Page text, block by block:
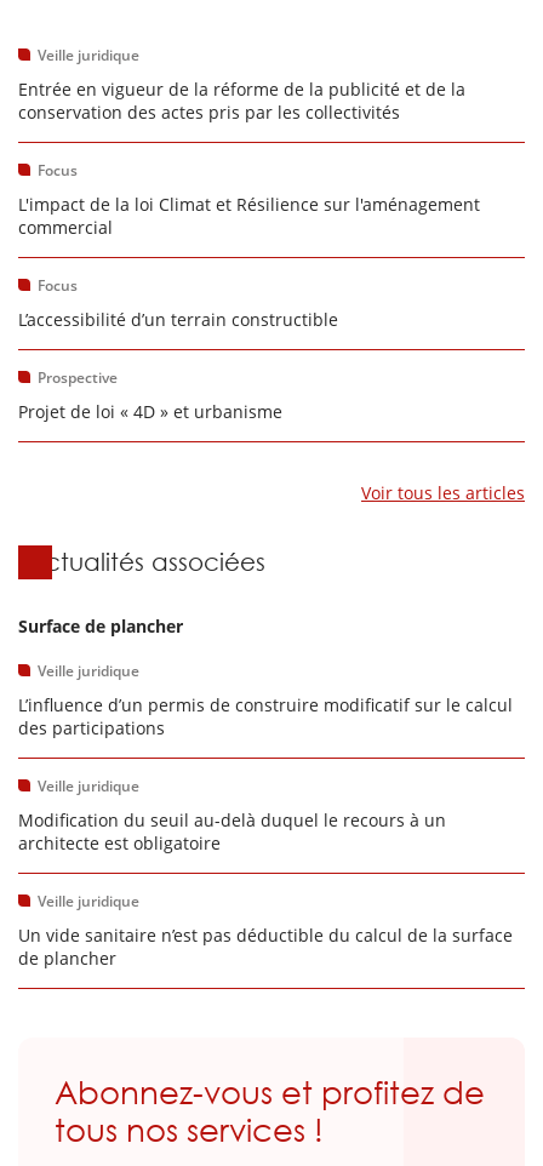
Veille juridique
Entrée en vigueur de la réforme de la publicité et de la
conservation des actes pris par les collectivités
Focus
L'impact de la loi Climat et Résilience sur l'aménagement
commercial
Focus
L’accessibilité d’un terrain constructible
Prospective
Projet de loi « 4D » et urbanisme
Voir tous les articles
Actualités associées
Surface de plancher
Veille juridique
L’influence d’un permis de construire modificatif sur le calcul
des participations
Veille juridique
Modification du seuil au-delà duquel le recours à un
architecte est obligatoire
Veille juridique
Un vide sanitaire n’est pas déductible du calcul de la surface
de plancher
Abonnez-vous et profitez de
tous nos services !